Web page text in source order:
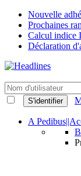
Nouvelle
Prochaines
Calcul indice
Déclaration
S'identifier
A